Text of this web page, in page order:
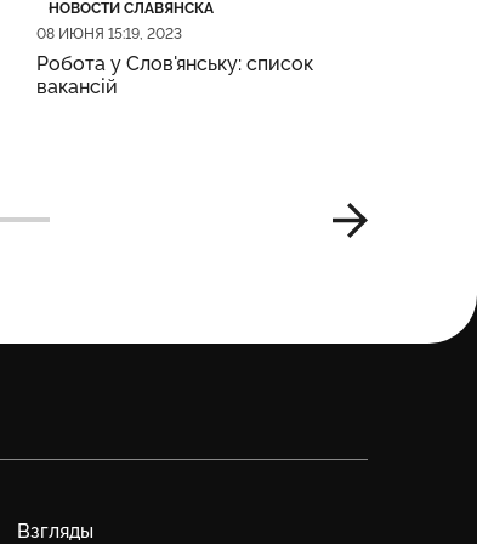
НОВОСТИ СЛАВЯНСКА
08 ИЮНЯ 15:19, 2023
Робота у Слов'янську: список
вакансій
Взгляды